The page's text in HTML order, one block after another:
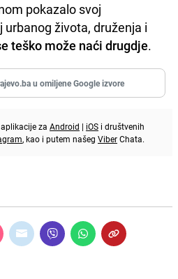
pokazalo svoj
života, druženja i
teško može naći drugdje.
u omiljene Google izvore
za Android | iOS i društvenih
, kao i putem našeg ViberChata.